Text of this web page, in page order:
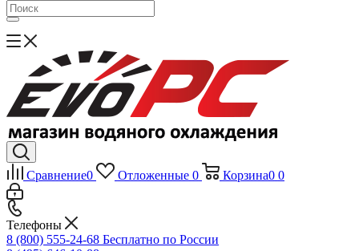
Сравнение0 Отложенные 0 Корзина0 0
Телефоны
8 (800) 555-24-68 Бесплатно по России